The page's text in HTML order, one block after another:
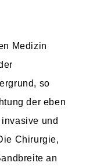
Medizin
so
der eben
und
Chirurgie,
an